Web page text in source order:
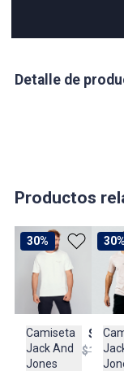
Detalle de
clásico y cómodo que
BANGLADESH
Importador:
BESTSELLER LATAM
Cuidado y Lavado
Lavar con jabon
prenda lo requiera,
rozar sobre
Productos
30%
Camiseta
Jack And
Jones
30%